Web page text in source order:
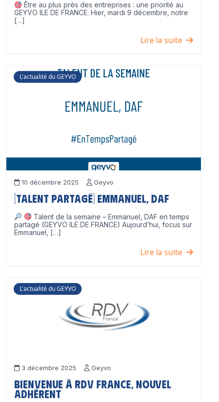
Être au plus près des entreprises : une priorité au
GEYVO ILE DE FRANCE. Hier, mardi 9 décembre, notre
[…]
Lire la suite
L'actualité du GEYVO
10 décembre 2025 Geyvo
[Talent partagé] Emmanuel, DAF
Talent de la semaine – Emmanuel, DAF en temps
partagé (GEYVO ILE DE FRANCE) Aujourd’hui, focus sur
Emmanuel, […]
Lire la suite
L'actualité du GEYVO
3 décembre 2025 Geyvo
Bienvenue à RDV France, nouvel
adhérent